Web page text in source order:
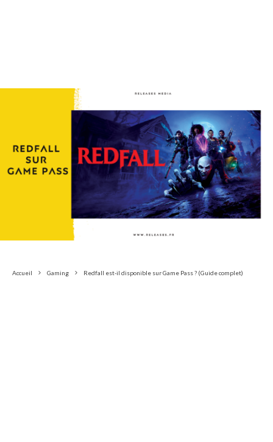
Accueil Gaming Redfall est-il disponible sur Game Pass ? (Guide complet)